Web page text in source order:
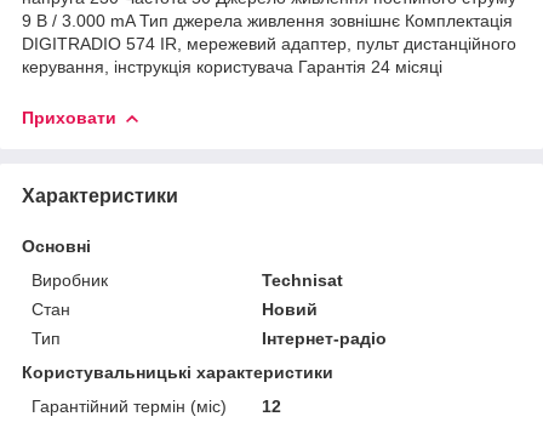
9 В / 3.000 mA Тип джерела живлення зовнішнє Комплектація
DIGITRADIO 574 IR, мережевий адаптер, пульт дистанційного
керування, інструкція користувача Гарантія 24 місяці
Приховати
Характеристики
Основні
Виробник
Technisat
Стан
Новий
Тип
Інтернет-радіо
Користувальницькі характеристики
Гарантійний термін (міс)
12